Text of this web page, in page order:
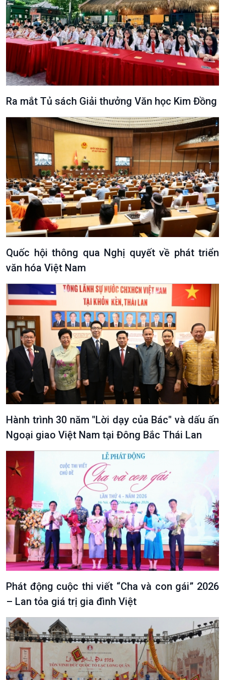
Văn hoá & Du lịch
Tin Văn hoá & Du lịch
Chát với người nổi tiếng
Câu chuyện Thể thao
Multimedia
Ảnh
Video
Infographic
Podcast
Góc nhìn VOV1
Bình luận
10 phút Sự kiện - Luận bàn
Câu chuyện thời sự
Dòng chảy sự kiện
Đối thoại
Diễn đàn chủ nhật
Chuyện đêm
Ra mắt Tủ sách Giải thưởng Văn học Kim Đồng
Quốc hội thông qua Nghị quyết về phát triển
văn hóa Việt Nam
Hành trình 30 năm "Lời dạy của Bác" và dấu ấn
Ngoại giao Việt Nam tại Đông Bắc Thái Lan
Phát động cuộc thi viết “Cha và con gái” 2026
– Lan tỏa giá trị gia đình Việt